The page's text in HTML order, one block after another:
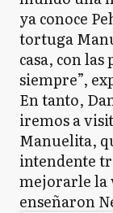
ya conoce
tortuga
casa, con
siempre”,
En tanto,
iremos a
Manuelita,
intendente
mejorarle la
enseñaron